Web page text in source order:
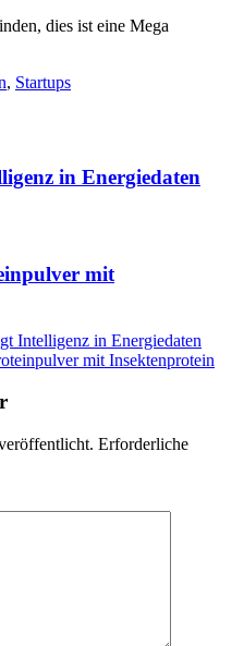
dies ist eine Mega
, Startups
in Energiedaten
mit
Intelligenz in Energiedaten
mit Insektenprotein
Erforderliche